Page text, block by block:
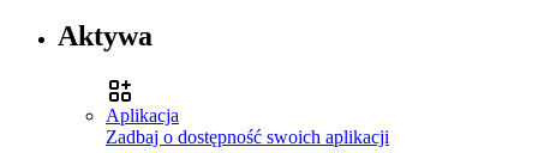
Aktywa
Aplikacja
Zadbaj o dostępność swoich aplikacji